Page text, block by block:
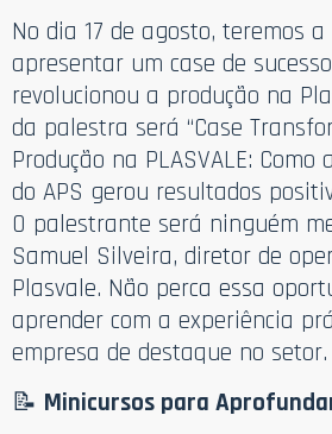
No dia 17 de agosto, teremos
apresentar um case de
revolucionou a produção na
da palestra será “Case
Produção na PLASVALE:
do APS gerou resultados
O palestrante será ninguém
Samuel Silveira, diretor de
Plasvale. Não perca essa
aprender com a experiência
empresa de destaque no setor.
📝 Minicursos para